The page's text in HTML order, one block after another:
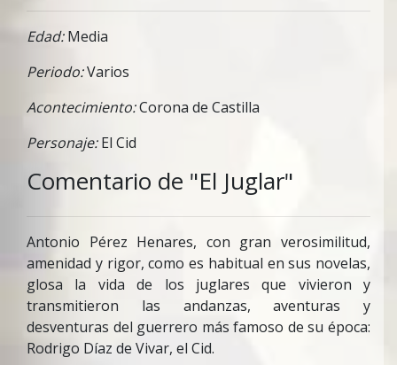
Edad:Media
Periodo:Varios
Acontecimiento:Corona de Castilla
Personaje:El Cid
Comentario de "El Juglar"
Antonio Pérez Henares, con gran verosimilitud,
amenidad y rigor, como es habitual en sus novelas,
glosa la vida de los juglares que vivieron y
transmitieron las andanzas, aventuras y
desventuras del guerrero más famoso de su época:
Rodrigo Díaz de Vivar, el Cid.